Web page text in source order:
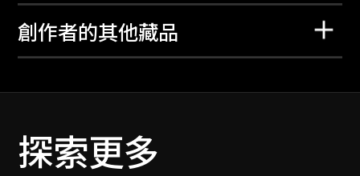
創作者的其他藏品
探索更多